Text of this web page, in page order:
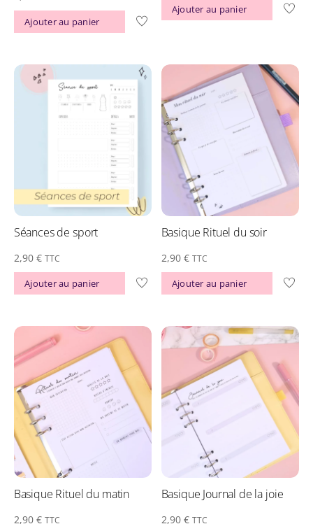
Ajouter au panier
Ajouter au panier
Séances de sport
2,90 € TTC
Ajouter au panier
Basique Rituel du soir
2,90 € TTC
Ajouter au panier
Basique Rituel du matin
2,90 € TTC
Basique Journal de la joie
2,90 € TTC